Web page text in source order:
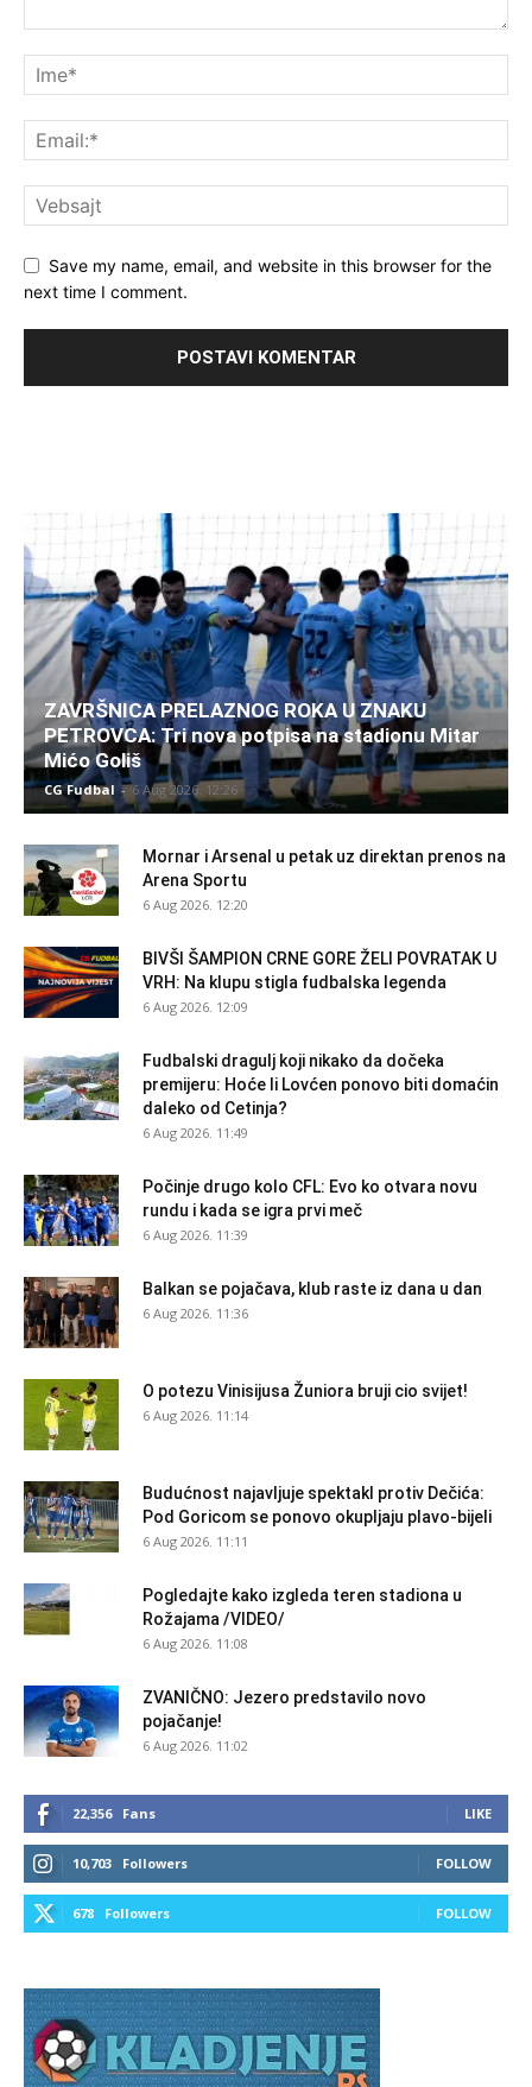
Save my name, email, and website in this browser for the
next time I comment.
ZAVRŠNICA PRELAZNOG ROKA U ZNAKU
PETROVCA: Tri nova potpisa na stadionu Mitar
Mićo Goliš
CG Fudbal - 6 Aug 2026. 12:26
Mornar i Arsenal u petak uz direktan prenos na
Arena Sportu
6 Aug 2026. 12:20
BIVŠI ŠAMPION CRNE GORE ŽELI POVRATAK U
VRH: Na klupu stigla fudbalska legenda
6 Aug 2026. 12:09
Fudbalski dragulj koji nikako da dočeka
premijeru: Hoće li Lovćen ponovo biti domaćin
daleko od Cetinja?
6 Aug 2026. 11:49
Počinje drugo kolo CFL: Evo ko otvara novu
rundu i kada se igra prvi meč
6 Aug 2026. 11:39
Balkan se pojačava, klub raste iz dana u dan
6 Aug 2026. 11:36
O potezu Vinisijusa Žuniora bruji cio svijet!
6 Aug 2026. 11:14
Budućnost najavljuje spektakl protiv Dečića:
Pod Goricom se ponovo okupljaju plavo-bijeli
6 Aug 2026. 11:11
Pogledajte kako izgleda teren stadiona u
Rožajama /VIDEO/
6 Aug 2026. 11:08
ZVANIČNO: Jezero predstavilo novo
pojačanje!
6 Aug 2026. 11:02
22,356 Fans LIKE
10,703 Followers FOLLOW
678 Followers FOLLOW